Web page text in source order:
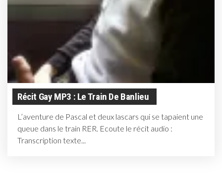
Récit Gay MP3 : Le Train De Banlieu
L’aventure de Pascal et deux lascars qui se tapaient une
queue dans le train RER. Ecoute le récit audio :
Transcription texte...